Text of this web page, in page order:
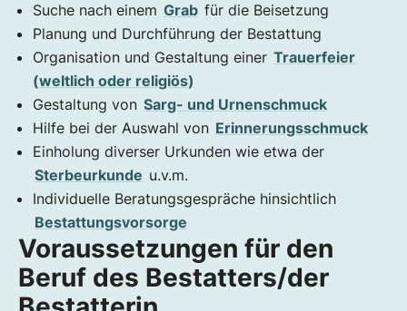
Suche nach einem Grab für die Beisetzung
Planung und Durchführung der Bestattung
Organisation und Gestaltung einer Trauerfeier
(weltlich oder religiös)
Gestaltung von Sarg- und Urnenschmuck
Hilfe bei der Auswahl von Erinnerungsschmuck
Einholung diverser Urkunden wie etwa der
Sterbeurkunde u.v.m.
Individuelle Beratungsgespräche hinsichtlich
Bestattungsvorsorge
Voraussetzungen für den
Beruf des Bestatters/der